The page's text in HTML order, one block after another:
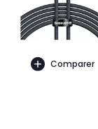
Comparer